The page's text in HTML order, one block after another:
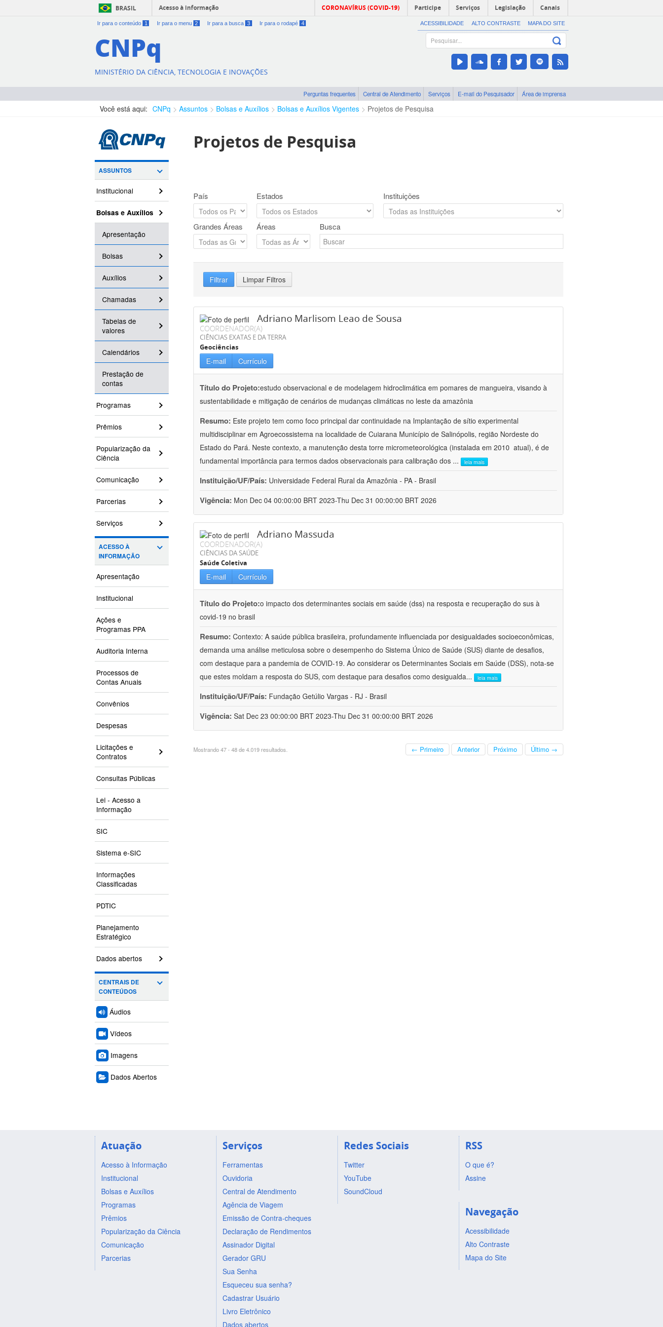
BRASIL Acesso à informação CORONAVÍRUS (COVID-19) Participe Serviços Legislação Canais
Ir para o conteúdo 1 Ir para o menu 2 Ir para a busca 3 Ir para o rodapé 4 ACESSIBILIDADE ALTO CONTRASTE MAPA DO SITE
CNPq
MINISTÉRIO DA CIÊNCIA, TECNOLOGIA E INOVAÇÕES
Perguntas frequentes Central de Atendimento Serviços E-mail do Pesquisador Área de imprensa
Você está aqui: CNPq Assuntos Bolsas e Auxílios Bolsas e Auxílios Vigentes Projetos de Pesquisa
ASSUNTOS
Institucional
Bolsas e Auxílios
Apresentação
Bolsas
Auxílios
Chamadas
Tabelas de
valores
Calendários
Prestação de
contas
Programas
Prêmios
Popularização da
Ciência
Comunicação
Parcerias
Serviços
ACESSO À
INFORMAÇÃO
Apresentação
Institucional
Ações e
Programas PPA
Auditoria Interna
Processos de
Contas Anuais
Convênios
Despesas
Licitações e
Contratos
Consultas Públicas
Lei - Acesso a
Informação
SIC
Sistema e-SIC
Informações
Classificadas
PDTIC
Planejamento
Estratégico
Dados abertos
CENTRAIS DE
CONTEÚDOS
Áudios
Vídeos
Imagens
Dados Abertos
Projetos de Pesquisa
País Estados Instituições
Grandes Áreas Áreas Busca
Filtrar Limpar Filtros
Adriano Marlisom Leao de Sousa
COORDENADOR(A)
CIÊNCIAS EXATAS E DA TERRA
Geociências
E-mail Currículo
Título do Projeto:estudo observacional e de modelagem hidroclimática em pomares de mangueira, visando à
sustentabilidade e mitigação de cenários de mudanças climáticas no leste da amazônia
Resumo: Este projeto tem como foco principal dar continuidade na Implantação de sítio experimental
multidisciplinar em Agroecossistema na localidade de Cuiarana Município de Salinópolis, região Nordeste do
Estado do Pará. Neste contexto, a manutenção desta torre micrometeorológica (instalada em 2010  atual), é de
fundamental importância para termos dados observacionais para calibração dos ... leia mais
Instituição/UF/País: Universidade Federal Rural da Amazônia - PA - Brasil
Vigência: Mon Dec 04 00:00:00 BRT 2023-Thu Dec 31 00:00:00 BRT 2026
Adriano Massuda
COORDENADOR(A)
CIÊNCIAS DA SAÚDE
Saúde Coletiva
E-mail Currículo
Título do Projeto:o impacto dos determinantes sociais em saúde (dss) na resposta e recuperação do sus à
covid-19 no brasil
Resumo: Contexto: A saúde pública brasileira, profundamente influenciada por desigualdades socioeconômicas,
demanda uma análise meticulosa sobre o desempenho do Sistema Único de Saúde (SUS) diante de desafios,
com destaque para a pandemia de COVID-19. Ao considerar os Determinantes Sociais em Saúde (DSS), nota-se
que estes moldam a resposta do SUS, com destaque para desafios como desigualda... leia mais
Instituição/UF/País: Fundação Getúlio Vargas - RJ - Brasil
Vigência: Sat Dec 23 00:00:00 BRT 2023-Thu Dec 31 00:00:00 BRT 2026
Mostrando 47 - 48 de 4.019 resultados. ← Primeiro Anterior Próximo Último →
Atuação
Acesso à Informação
Institucional
Bolsas e Auxílios
Programas
Prêmios
Popularização da Ciência
Comunicação
Parcerias
Serviços
Ferramentas
Ouvidoria
Central de Atendimento
Agência de Viagem
Emissão de Contra-cheques
Declaração de Rendimentos
Assinador Digital
Gerador GRU
Sua Senha
Esqueceu sua senha?
Cadastrar Usuário
Livro Eletrônico
Dados abertos
Redes Sociais
Twitter
YouTube
SoundCloud
RSS
O que é?
Assine
Navegação
Acessibilidade
Alto Contraste
Mapa do Site